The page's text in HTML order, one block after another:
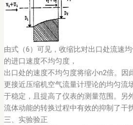
由式（6）可见，收缩比对出口处流速
的进口速度不均匀度，
出口处的速度不均匀度将缩小n2倍。因
更接近压缩机空气流量计理论的均匀流
于稳定，且提高了仪表的测量范围。另
流体动能的转换过程中有效的抑制了干扰
三、实验验正